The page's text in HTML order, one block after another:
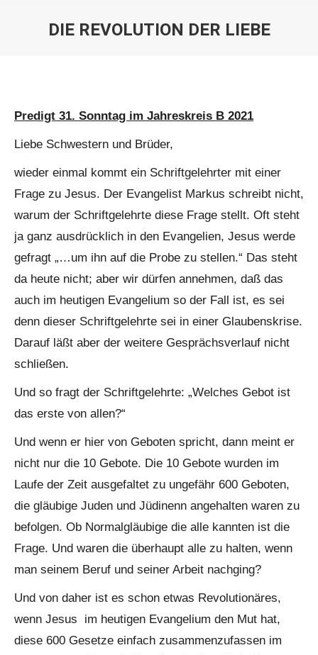
DIE REVOLUTION DER LIEBE
Predigt 31. Sonntag im Jahreskreis B 2021
Liebe Schwestern und Brüder,
wieder einmal kommt ein Schriftgelehrter mit einer
Frage zu Jesus. Der Evangelist Markus schreibt nicht,
warum der Schriftgelehrte diese Frage stellt. Oft steht
ja ganz ausdrücklich in den Evangelien, Jesus werde
gefragt „…um ihn auf die Probe zu stellen.“ Das steht
da heute nicht; aber wir dürfen annehmen, daß das
auch im heutigen Evangelium so der Fall ist, es sei
denn dieser Schriftgelehrte sei in einer Glaubenskrise.
Darauf läßt aber der weitere Gesprächsverlauf nicht
schließen.
Und so fragt der Schriftgelehrte: „Welches Gebot ist
das erste von allen?“
Und wenn er hier von Geboten spricht, dann meint er
nicht nur die 10 Gebote. Die 10 Gebote wurden im
Laufe der Zeit ausgefaltet zu ungefähr 600 Geboten,
die gläubige Juden und Jüdinenn angehalten waren zu
befolgen. Ob Normalgläubige die alle kannten ist die
Frage. Und waren die überhaupt alle zu halten, wenn
man seinem Beruf und seiner Arbeit nachging?
Und von daher ist es schon etwas Revolutionäres,
wenn Jesus im heutigen Evangelium den Mut hat,
diese 600 Gesetze einfach zusammenzufassen im